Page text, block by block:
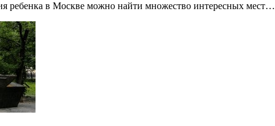
ребенка в Москве можно найти множество интересных мест…